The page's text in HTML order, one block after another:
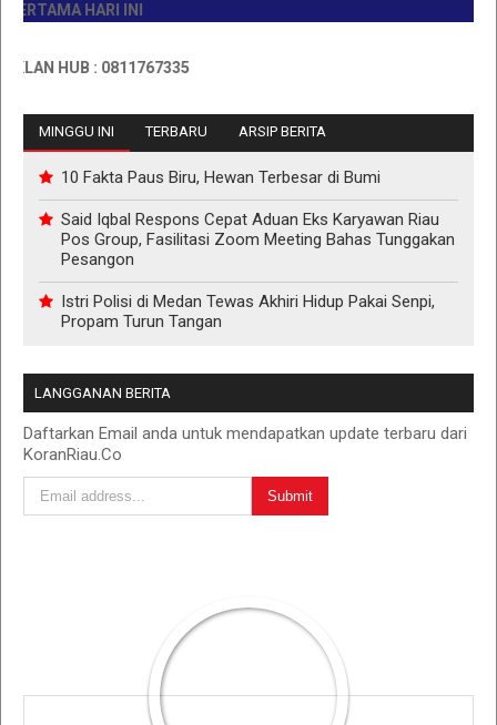
HARI INI
HUB : 0811767335
MINGGU INI TERBARU ARSIP BERITA
10 Fakta Paus Biru, Hewan Terbesar di Bumi
Said Iqbal Respons Cepat Aduan Eks Karyawan Riau
Pos Group, Fasilitasi Zoom Meeting Bahas Tunggakan
Pesangon
Istri Polisi di Medan Tewas Akhiri Hidup Pakai Senpi,
Propam Turun Tangan
LANGGANAN BERITA
Daftarkan Email anda untuk mendapatkan update terbaru dari
KoranRiau.Co